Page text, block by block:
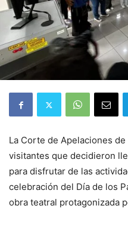
La Corte de Apelaciones
visitantes que decidieron
para disfrutar de las
celebración del Día de los
obra teatral protagonizada